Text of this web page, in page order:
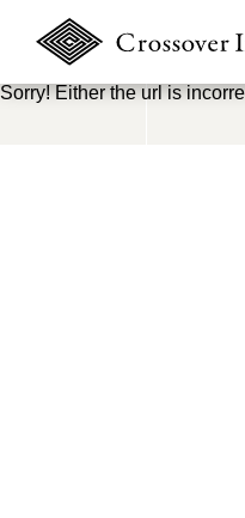
Sorry! Either the url is